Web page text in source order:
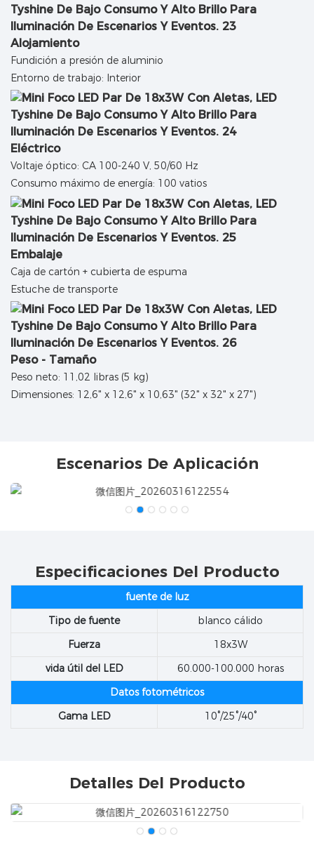
Alojamiento
Fundición a presión de aluminio
Entorno de trabajo: Interior
Eléctrico
Voltaje óptico: CA 100-240 V, 50/60 Hz
Consumo máximo de energía: 100 vatios
Embalaje
Caja de cartón + cubierta de espuma
Estuche de transporte
Peso - Tamaño
Peso neto: 11,02 libras (5 kg)
Dimensiones: 12,6" x 12,6" x 10,63" (32" x 32" x 27")
Escenarios De Aplicación
Especificaciones Del Producto
fuente de luz
Tipo de fuente
blanco cálido
Fuerza
18x3W
vida útil del LED
60.000-100.000 horas
Datos fotométricos
Gama LED
10°/25°/40°
Detalles Del Producto